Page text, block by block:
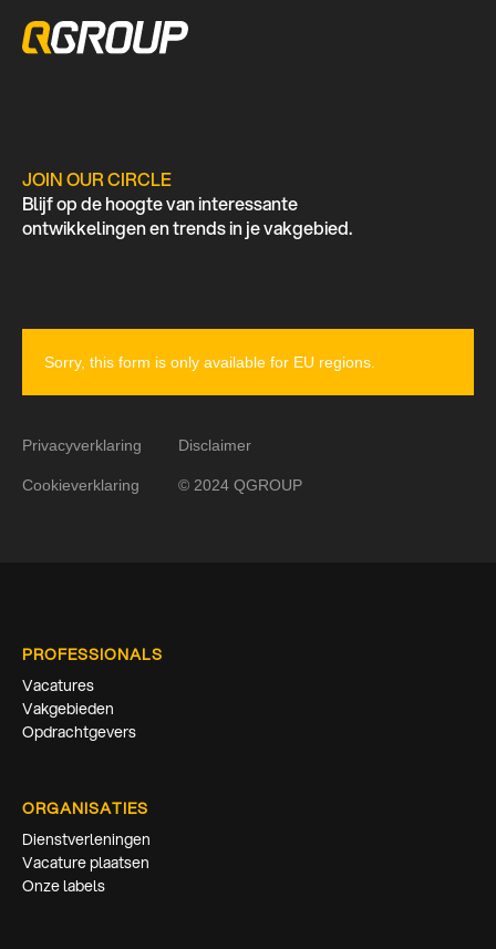
JOIN OUR CIRCLE
Blijf op de hoogte van interessante
ontwikkelingen en trends in je vakgebied.
Sorry, this form is only available for EU regions.
Privacyverklaring
Cookieverklaring
Disclaimer
© 2024 QGROUP
PROFESSIONALS
Vacatures
Vakgebieden
Opdrachtgevers
ORGANISATIES
Dienstverleningen
Vacature plaatsen
Onze labels